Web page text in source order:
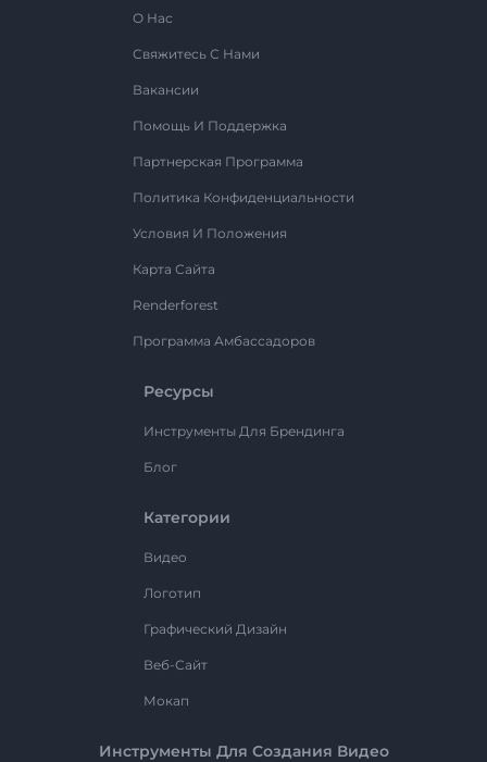
О Нас
Свяжитесь С Нами
Вакансии
Помощь И Поддержка
Партнерская Программа
Политика Конфиденциальности
Условия И Положения
Карта Сайта
Renderforest
Программа Амбассадоров
Ресурсы
Инструменты Для Брендинга
Блог
Категории
Видео
Логотип
Графический Дизайн
Веб-Сайт
Мокап
Инструменты Для Создания Видео